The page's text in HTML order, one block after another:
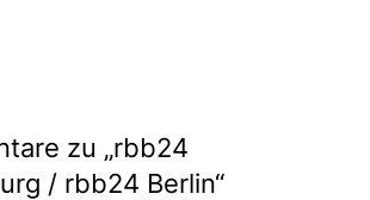
zu „rbb24
/ rbb24 Berlin“